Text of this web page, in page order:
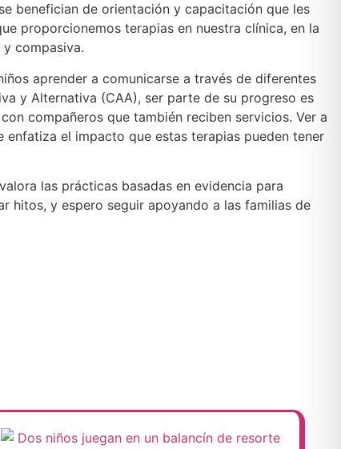
benefician de orientación y capacitación que les
proporcionemos terapias en nuestra clínica, en la
compasiva.
aprender a comunicarse a través de diferentes
y Alternativa (CAA), ser parte de su progreso es
compañeros que también reciben servicios. Ver a
el impacto que estas terapias pueden tener
las prácticas basadas en evidencia para
hitos, y espero seguir apoyando a las familias de